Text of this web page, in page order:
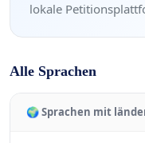
lokale
Alle Sprachen
🌍 Sprachen mit